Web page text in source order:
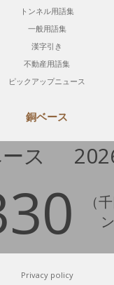
トンネル用語集
一般用語集
漢字引き
不動産用語集
ピックアップニュース
銅ベース
ス
（
Privacy policy